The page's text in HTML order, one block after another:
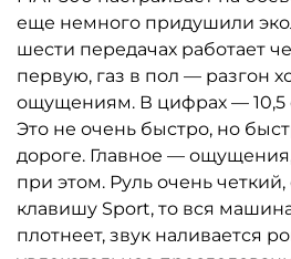
еще немного придушили
шести передачах работает
первую, газ в пол — разгон
ощущениям. В цифрах — 10,5
Это не очень быстро, но
дороге. Главное —
при этом. Руль очень
клавишу Sport, то вся
плотнеет, звук наливается